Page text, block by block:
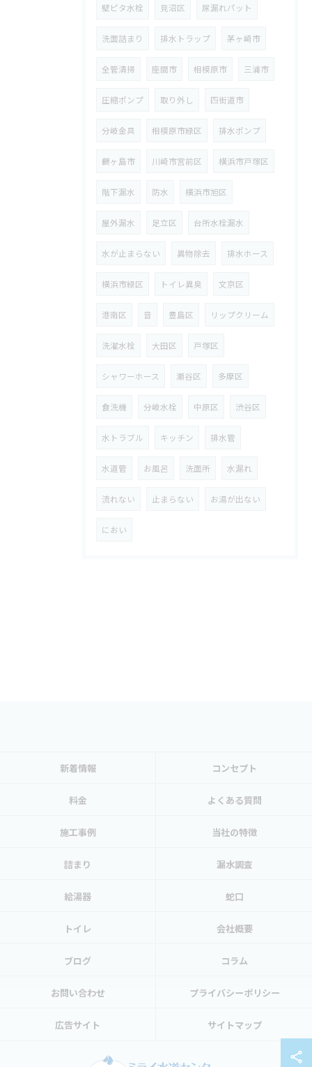
壁ピタ水栓 見沼区 尿漏れパット
洗面詰まり 排水トラップ 茅ヶ崎市
全管清掃 座間市 相模原市 三浦市
圧縮ポンプ 取り外し 四街道市
分岐金具 相模原市緑区 排水ポンプ
鶴ヶ島市 川崎市宮前区 横浜市戸塚区
階下漏水 防水 横浜市旭区
屋外漏水 足立区 台所水栓漏水
水が止まらない 異物除去 排水ホース
横浜市緑区 トイレ異臭 文京区
港南区 音 豊島区 リップクリーム
洗濯水栓 大田区 戸塚区
シャワーホース 瀬谷区 多摩区
食洗機 分岐水栓 中原区 渋谷区
水トラブル キッチン 排水管
水道管 お風呂 洗面所 水漏れ
流れない 止まらない お湯が出ない
におい
新着情報 コンセプト
料金 よくある質問
施工事例 当社の特徴
詰まり 漏水調査
給湯器 蛇口
トイレ 会社概要
ブログ コラム
お問い合わせ プライバシーポリシー
広告サイト サイトマップ